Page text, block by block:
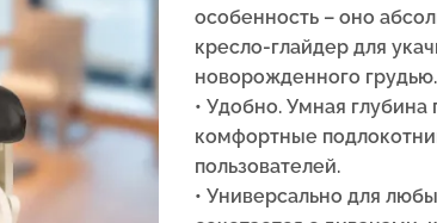
особенность – оно
кресло-глайдер для
новорожденного грудью.
• Удобно. Умная
комфортные
пользователей.
• Универсально для